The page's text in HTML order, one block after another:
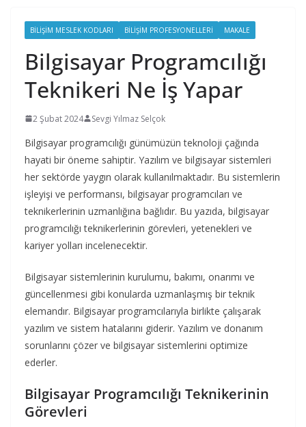
BILIŞIM MESLEK KODLARI BILIŞIM PROFESYONELLERI MAKALE
Bilgisayar Programcılığı
Teknikeri Ne İş Yapar
2 Şubat 2024 Sevgi Yılmaz Selçok
Bilgisayar programcılığı günümüzün teknoloji çağında
hayati bir öneme sahiptir. Yazılım ve bilgisayar sistemleri
her sektörde yaygın olarak kullanılmaktadır. Bu sistemlerin
işleyişi ve performansı, bilgisayar programcıları ve
teknikerlerinin uzmanlığına bağlıdır. Bu yazıda, bilgisayar
programcılığı teknikerlerinin görevleri, yetenekleri ve
kariyer yolları incelenecektir.
Bilgisayar sistemlerinin kurulumu, bakımı, onarımı ve
güncellenmesi gibi konularda uzmanlaşmış bir teknik
elemandır. Bilgisayar programcılarıyla birlikte çalışarak
yazılım ve sistem hatalarını giderir. Yazılım ve donanım
sorunlarını çözer ve bilgisayar sistemlerini optimize
ederler.
Bilgisayar Programcılığı Teknikerinin
Görevleri